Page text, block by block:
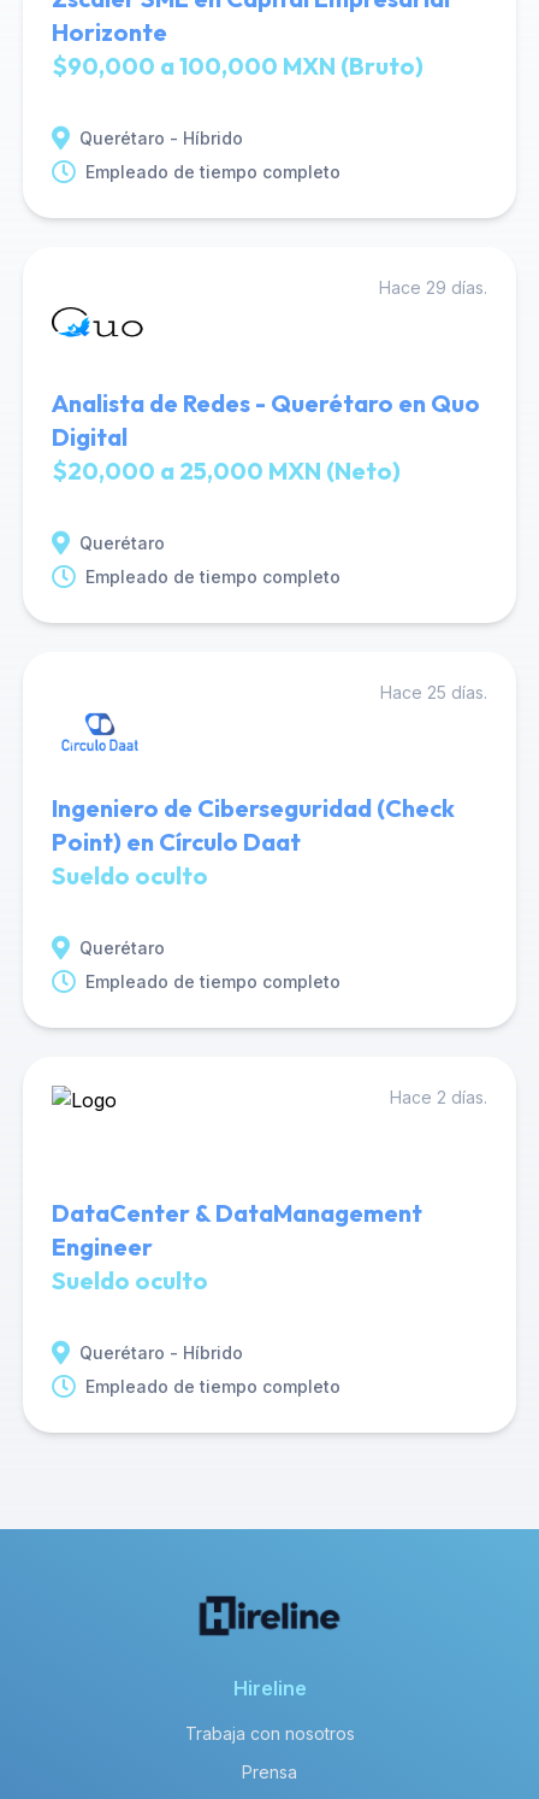
Horizonte
$90,000 a 100,000 MXN (Bruto)
Querétaro - Híbrido
Empleado de tiempo completo
Hace 29 días.
Analista de Redes - Querétaro en Quo
Digital
$20,000 a 25,000 MXN (Neto)
Querétaro
Empleado de tiempo completo
Hace 25 días.
Ingeniero de Ciberseguridad (Check
Point) en Círculo Daat
Sueldo oculto
Querétaro
Empleado de tiempo completo
Hace 2 días.
DataCenter & DataManagement
Engineer
Sueldo oculto
Querétaro - Híbrido
Empleado de tiempo completo
Hireline
Trabaja con nosotros
Prensa